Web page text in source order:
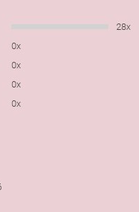
28x
0x
0x
0x
0x